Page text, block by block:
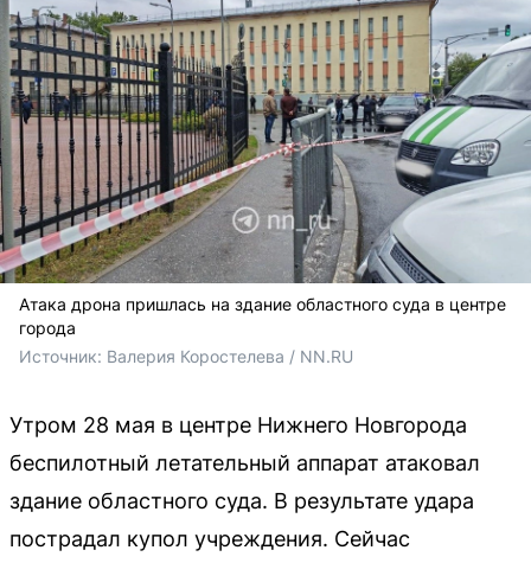
Атака дрона пришлась на здание областного суда в центре
города
Источник: Валерия Коростелева / NN.RU
Утром 28 мая в центре Нижнего Новгорода
беспилотный летательный аппарат атаковал
здание областного суда. В результате удара
пострадал купол учреждения. Сейчас